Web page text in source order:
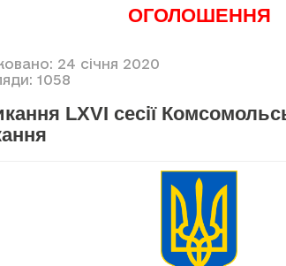
ОГОЛОШЕННЯ
24 січня 2020
1058
LXVI сесії